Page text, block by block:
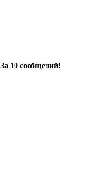
За 10 сообщений!